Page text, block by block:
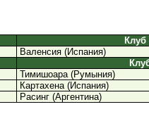
Клуб
Валенсия (Испания)
Тимишоара (Румыния)
Картахена (Испания)
Расинг (Аргентина)